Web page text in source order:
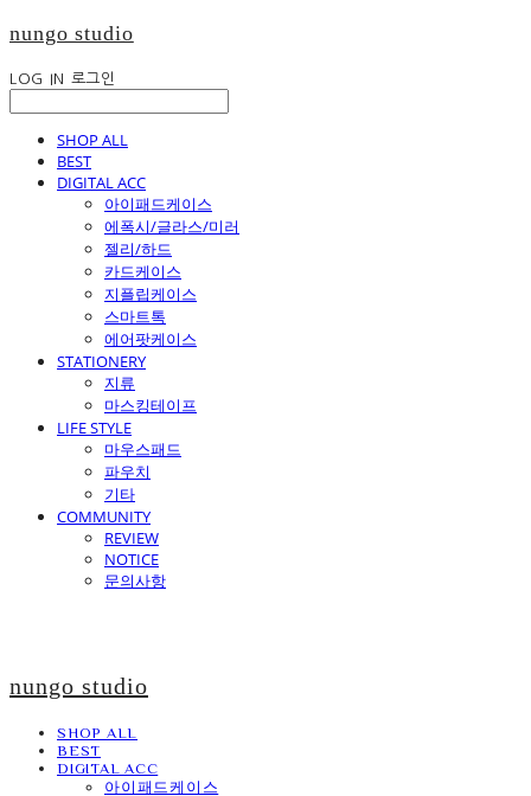
nungo studio
LOG IN 로그인
SHOP ALL
BEST
DIGITAL ACC
아이패드케이스
에폭시/글라스/미러
젤리/하드
카드케이스
지플립케이스
스마트톡
에어팟케이스
STATIONERY
지류
마스킹테이프
LIFE STYLE
마우스패드
파우치
기타
COMMUNITY
REVIEW
NOTICE
문의사항
nungo studio
SHOP ALL
BEST
DIGITAL ACC
아이패드케이스